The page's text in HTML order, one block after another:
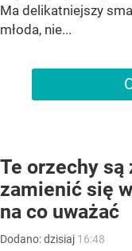
Ma delikatniejszy
młoda, nie...
Te orzechy są
zamienić się
na co uważać
Dodano:dzisiaj 16:48